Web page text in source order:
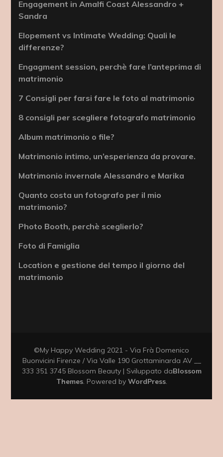
Engagement in Amalfi Coast Alessandro +
Sandra
Elopement vs Intimate Wedding: Quali le
differenze?
Engagment session, perchè fare l’anteprima di
matrimonio
7 Consigli per farsi fare le foto al matrimonio
8 consigli per scegliere fotografo matrimonio
Album matrimonio o file?
Matrimonio intimo, un’esperienza da provare.
Matrimonio invernale Alessandro e Marika
Quanto costa un fotografo per il mio
matrimonio?
Photo Booth, perchè sceglierlo?
Foto di Famiglia
Location e gestione del tempo il giorno del
matrimonio
©My Happy Wedding 2021 - Via Frà Domenico
Buonvicini Firenze / Via Valle 190 Grottaminarda AV __
333 351 3745 Blossom Beauty | Sviluppato daBlossom
Themes. Powered by WordPress.